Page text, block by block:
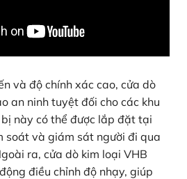
và độ chính xác cao, cửa dò
an ninh tuyệt đối cho các khu
này có thể được lắp đặt tại
soát và giám sát người đi qua
ra, cửa dò kim loại VHB
điều chỉnh độ nhạy, giúp